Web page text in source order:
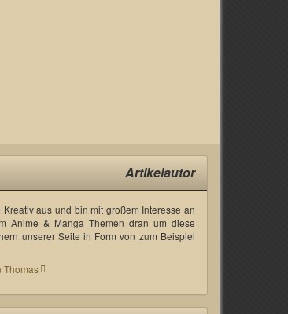
Artikelautor
Kreativ aus und bin mit großem Interesse an
Anime & Manga Themen dran um diese
unserer Seite in Form von zum Beispiel
Thomas